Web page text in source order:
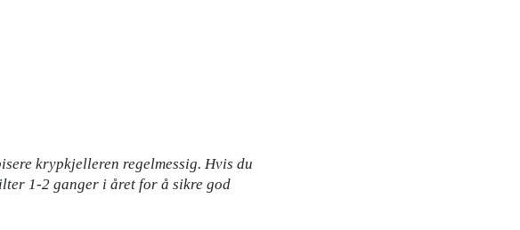
krypkjelleren regelmessig. Hvis du
1-2 ganger i året for å sikre god